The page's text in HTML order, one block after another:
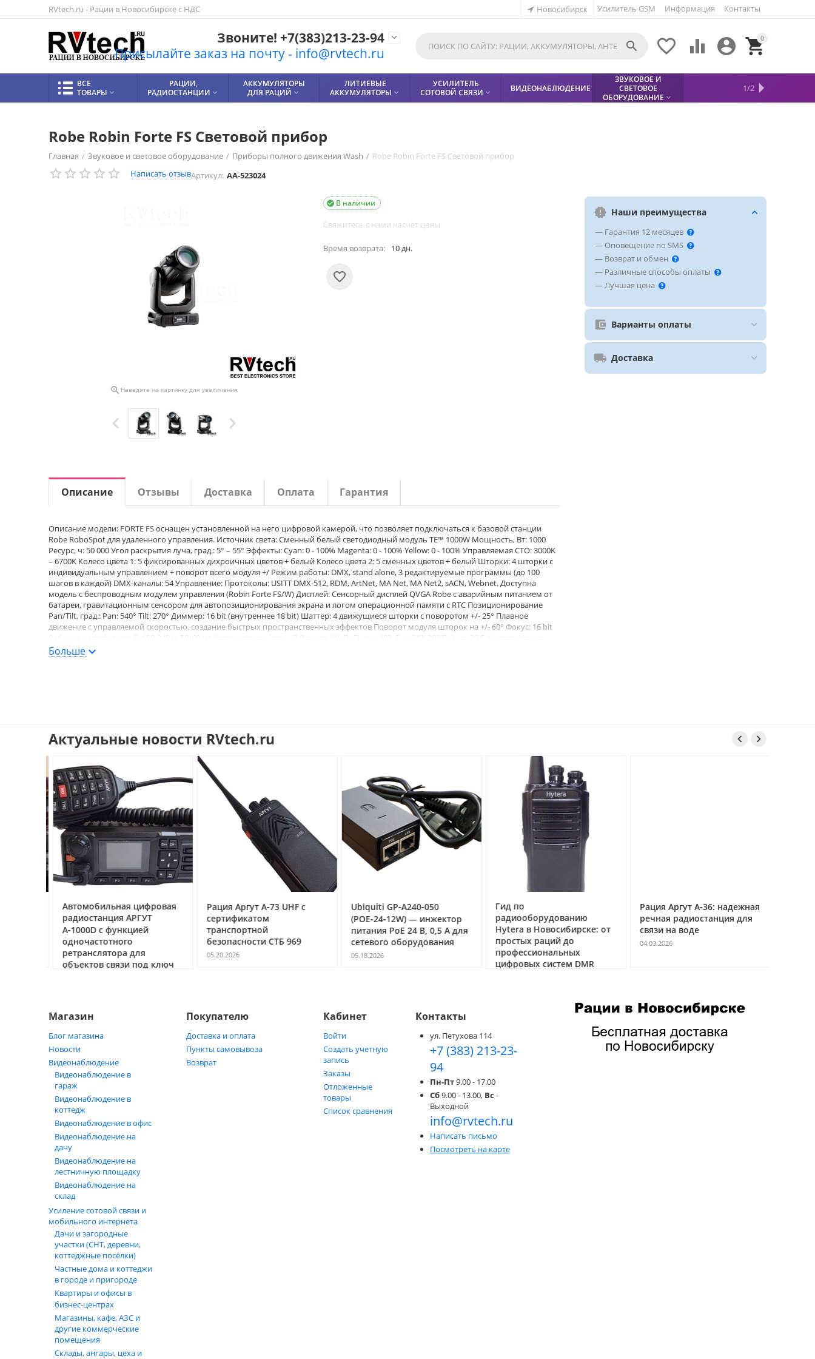
RVtech.ru - Рации в Новосибирске с НДС Усилитель GSM Информация Контакты
Новосибирск
Звоните! +7(383)213-23-94
Присылайте заказ на почту - info@rvtech.ru
 0


 

ВСЕ
ТОВАРЫ 
РАЦИИ,
РАДИОСТАНЦИИ 
АККУМУЛЯТОРЫ
ДЛЯ РАЦИЙ 
ЛИТИЕВЫЕ
АККУМУЛЯТОРЫ 
УСИЛИТЕЛЬ
СОТОВОЙ СВЯЗИ  ВИДЕОНАБЛЮДЕНИЕ
ЗВУКОВОЕ И
СВЕТОВОЕ
ОБОРУДОВАНИЕ 
МЕТАЛЛОДЕТЕКТОР
СФИНКС (SPHINX)
БЕЗОПАСНОСТЬ
КИСЛОТНЫЕ
АККУМУЛЯТОРЫ
1/2
Robe Robin Forte FS Световой прибор
Главная / Звуковое и световое оборудование / Приборы полного движения Wash / Robe Robin Forte FS Световой прибор
Написать отзывАртикул: AA-523024
 Наведите на картинку для увеличения
В наличии

Свяжитесь с нами насчёт цены
Время возврата: 10 дн.
Наши преимущества
— Гарантия 12 месяцев
— Оповещение по SMS
— Возврат и обмен
— Различные способы оплаты
— Лучшая цена
Варианты оплаты
Доставка
Описание Отзывы Доставка Оплата Гарантия
Описание модели: FORTE FS оснащен установленной на него цифровой камерой, что позволяет подключаться к базовой станции
Robe RoboSpot для удаленного управления. Источник света: Cменный белый светодиодный модуль TE™ 1000W Мощность, Вт: 1000
Ресурс, ч: 50 000 Угол раскрытия луча, град.: 5° – 55° Эффекты: Cyan: 0 - 100% Magenta: 0 - 100% Yellow: 0 - 100% Управляемая СТО: 3000K
– 6700K Колесо цвета 1: 5 фиксированных дихроичных цветов + белый Колесо цвета 2: 5 сменных цветов + белый Шторки: 4 шторки с
индивидуальным управлением + поворот всего модуля +/ Режим работы: DMX, stand alone, 3 редактируемые программы (до 100
шагов в каждой) DMX-каналы: 54 Управление: Протоколы: USITT DMX-512, RDM, ArtNet, MA Net, MA Net2, sACN, Webnet. Доступна
модель с беспроводным модулем управления (Robin Forte FS/W) Дисплей: Сенсорный дисплей QVGA Robe с аварийным питанием от
батареи, гравитационным сенсором для автопозиционирования экрана и логом операционной памяти с RTC Позиционирование
Pan/Tilt, град.: Pan: 540° Tilt: 270° Диммер: 16 bit (внутреннее 18 bit) Шаттер: 4 движущиеся шторки с поворотом +/- 25° Плавное
движение с управляемой скоростью, создание быстрых пространственных эффектов Поворот модуля шторок на +/- 60° Фокус: 16 bit
Рабочее напряжение, В: 100-240 V, 50/60 Hz Цвет корпуса: черный Размер (ШхВхГ), мм: 483; 5; х; 843; 288 Вес, кг: 39,5 Комплектация:
Инструкция Адаптер Omega CL-regular (2 шт) Сетевой шнур с коннектором powerCON TRUE1 Страна-производитель: Чешская
Республика Наличие: осталось мало
Больше
Актуальные новости RVtech.ru  
Автомобильная цифровая
радиостанция АРГУТ
А‑1000D с функцией
одночастотного
ретранслятора для
объектов связи под ключ
Рация Аргут А‑73 UHF с
сертификатом
транспортной
безопасности СТБ 969
05.20.2026
Ubiquiti GP‑A240‑050
(POE‑24‑12W) — инжектор
питания PoE 24 В, 0,5 А для
сетевого оборудования
05.18.2026
Гид по
радиооборудованию
Hytera в Новосибирске: от
простых раций до
профессиональных
цифровых систем DMR
Рация Аргут А‑36: надежная
речная радиостанция для
связи на воде
04.03.2026
Магазин
Блог магазина
Новости
Видеонаблюдение
Видеонаблюдение в
гараж
Видеонаблюдение в
коттедж
Видеонаблюдение в офис
Видеонаблюдение на
дачу
Видеонаблюдение на
лестничную площадку
Видеонаблюдение на
склад
Усиление сотовой связи и
мобильного интернета
Дачи и загородные
участки (СНТ, деревни,
коттеджные посёлки)
Частные дома и коттеджи
в городе и пригороде
Квартиры и офисы в
бизнес‑центрах
Магазины, кафе, АЗС и
другие коммерческие
помещения
Склады, ангары, цеха и
Покупателю
Доставка и оплата
Пункты самовывоза
Возврат
Кабинет
Войти
Создать учетную
запись
Заказы
Отложенные
товары
Список сравнения
Контакты
ул. Петухова 114
+7 (383) 213-23-
94
Пн-Пт9.00 - 17.00
Сб9.00 - 13.00, Вс -
Выходной
info@rvtech.ru
Написать письмо
Посмотреть на карте